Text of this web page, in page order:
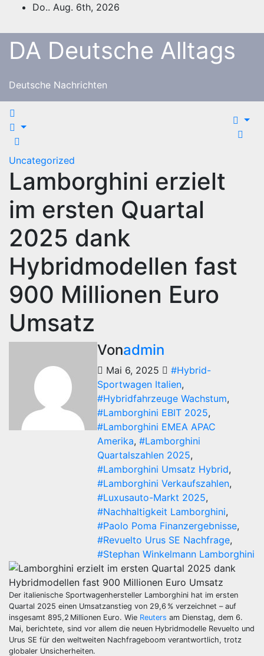
springen
Do.. Aug. 6th, 2026
DA Deutsche Alltags
Deutsche Nachrichten
Uncategorized
Lamborghini erzielt
im ersten Quartal
2025 dank
Hybridmodellen fast
900 Millionen Euro
Umsatz
Vonadmin
Mai 6, 2025
#Hybrid-
Sportwagen Italien,
#Hybridfahrzeuge Wachstum,
#Lamborghini EBIT 2025,
#Lamborghini EMEA APAC
Amerika, #Lamborghini
Quartalszahlen 2025,
#Lamborghini Umsatz Hybrid,
#Lamborghini Verkaufszahlen,
#Luxusauto-Markt 2025,
#Nachhaltigkeit Lamborghini,
#Paolo Poma Finanzergebnisse,
#Revuelto Urus SE Nachfrage,
#Stephan Winkelmann Lamborghini
Der italienische Sportwagenhersteller Lamborghini hat im ersten
Quartal 2025 einen Umsatzanstieg von 29,6 % verzeichnet – auf
insgesamt 895,2 Millionen Euro. Wie Reuters am Dienstag, dem 6.
Mai, berichtete, sind vor allem die neuen Hybridmodelle Revuelto und
Urus SE für den weltweiten Nachfrageboom verantwortlich, trotz
globaler Unsicherheiten.